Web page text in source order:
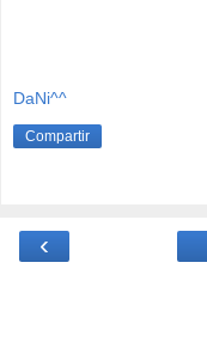
DaNi^^
Compartir
‹